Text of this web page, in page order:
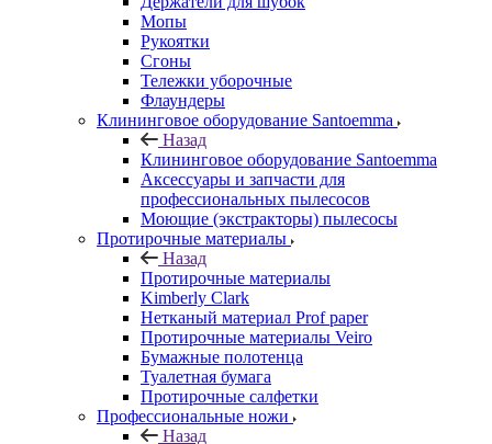
Мопы
Рукоятки
Сгоны
Тележки уборочные
Флаундеры
Клининговое оборудование Santoemma
Назад
Клининговое оборудование Santoemma
Аксессуары и запчасти для
профессиональных пылесосов
Моющие (экстракторы) пылесосы
Протирочные материалы
Назад
Протирочные материалы
Kimberly Clark
Нетканый материал Prof paper
Протирочные материалы Veiro
Бумажные полотенца
Туалетная бумага
Протирочные салфетки
Профессиональные ножи
Назад